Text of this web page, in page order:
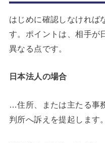
はじめに確認しなければ
す。ポイントは、相手が
異なる点です。
日本法人の場合
…住所、または主たる事
判所へ訴えを提起します